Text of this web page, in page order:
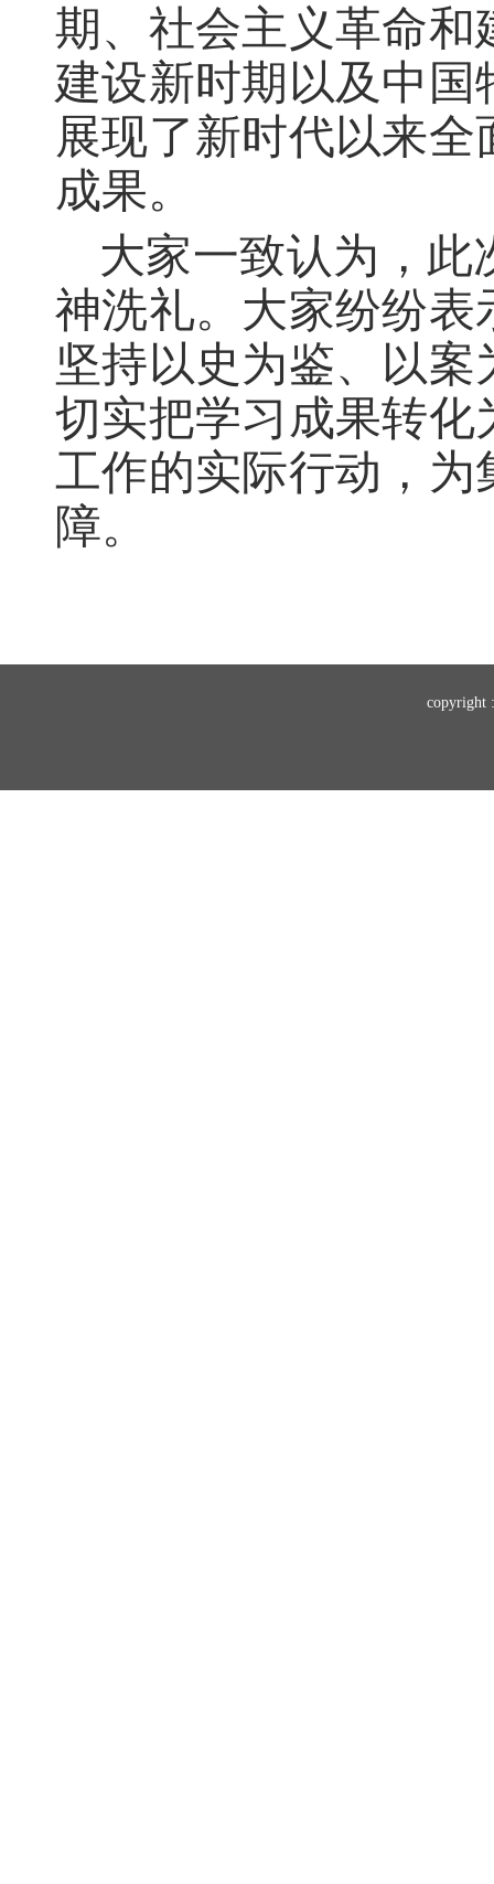
期、社会主义革命
建设新时期以及中
展现了新时代以来
成果。
大家一致认为，此
神洗礼。大家纷纷
坚持以史为鉴、以
切实把学习成果转
工作的实际行动，
障。
copyright